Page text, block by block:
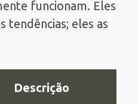
funcionam. Eles
tendências; eles as
Descrição